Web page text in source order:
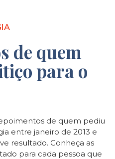
de quem
para o
de quem pediu
entre janeiro de 2013 e
resultado. Conheça as
para cada pessoa que